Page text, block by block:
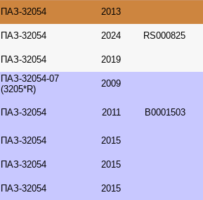
ПАЗ-32054 2013
ПАЗ-32054 2024 RS000825
ПАЗ-32054 2019
ПАЗ-32054-07
(3205*R)
2009
ПАЗ-32054 2011 B0001503
ПАЗ-32054 2015
ПАЗ-32054 2015
ПАЗ-32054 2015